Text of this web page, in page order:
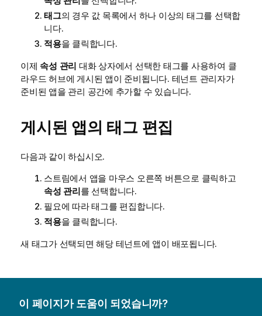
태그의 경우 값 목록에서 하나 이상의 태그를 선택합
니다.
적용을 클릭합니다.
이제 속성 관리 대화 상자에서 선택한 태그를 사용하여 클
라우드 허브에 게시된 앱이 준비됩니다. 테넌트 관리자가
준비된 앱을 관리 공간에 추가할 수 있습니다.
게시된 앱의 태그 편집
다음과 같이 하십시오.
스트림에서 앱을 마우스 오른쪽 버튼으로 클릭하고
속성 관리를 선택합니다.
필요에 따라 태그를 편집합니다.
적용을 클릭합니다.
새 태그가 선택되면 해당 테넌트에 앱이 배포됩니다.
이 페이지가 도움이 되었습니까?